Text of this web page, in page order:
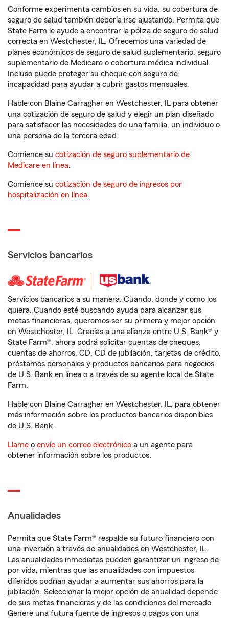
Conforme experimenta cambios en su vida, su cobertura de
seguro de salud también debería irse ajustando. Permita que
State Farm le ayude a encontrar la póliza de seguro de salud
correcta en Westchester, IL. Ofrecemos una variedad de
planes económicos de seguro de salud suplementario, seguro
suplementario de Medicare o cobertura médica individual.
Incluso puede proteger su cheque con seguro de
incapacidad para ayudar a cubrir gastos mensuales.
Hable con Blaine Carragher en Westchester, IL para obtener
una cotización de seguro de salud y elegir un plan diseñado
para satisfacer las necesidades de una familia, un individuo o
una persona de la tercera edad.
Comience su cotización de seguro suplementario de
Medicare en línea.
Comience su cotización de seguro de ingresos por
hospitalización en línea.
Servicios bancarios
Servicios bancarios a su manera. Cuando, donde y como los
quiera. Cuando esté buscando ayuda para alcanzar sus
metas financieras, queremos ser su primera y mejor opción
en Westchester, IL. Gracias a una alianza entre U.S. Bank® y
State Farm®, ahora podrá solicitar cuentas de cheques,
cuentas de ahorros, CD, CD de jubilación, tarjetas de crédito,
préstamos personales y productos bancarios para negocios
de U.S. Bank en línea o a través de su agente local de State
Farm.
Hable con Blaine Carragher en Westchester, IL, para obtener
más información sobre los productos bancarios disponibles
de U.S. Bank.
Llame o envíe un correo electrónico a un agente para
obtener información sobre los productos.
Anualidades
Permita que State Farm® respalde su futuro financiero con
una inversión a través de anualidades en Westchester, IL.
Las anualidades inmediatas pueden garantizar un ingreso de
por vida, mientras que las anualidades con impuestos
diferidos podrían ayudar a aumentar sus ahorros para la
jubilación. Seleccionar la mejor opción de anualidad depende
de sus metas financieras y de las condiciones del mercado.
Genere una futura fuente de ingresos o pagos con una